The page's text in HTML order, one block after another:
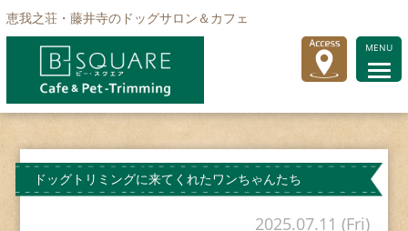
恵我之荘・藤井寺のドッグサロン＆カフェ
MENU
ドッグトリミングに来てくれたワンちゃんたち
2025.07.11 (Fri)